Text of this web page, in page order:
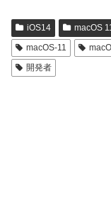
iOS14 macOS
macOS-11
開発者